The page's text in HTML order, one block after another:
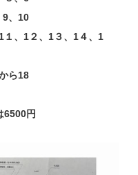
9、10
１、1２、1３、1４、1
ら18
6500円